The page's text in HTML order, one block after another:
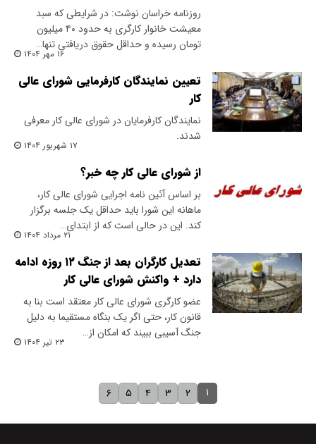
روزنامه خراسان نوشت: در شرایطی که سبد
معیشت خانوار کارگری به حدود ۴۰ میلیون
تومان رسیده و حداقل حقوق دریافتی تنها…
۱۶ مهر ۱۴۰۴
تعیین نمایندگان کارفرمایی شورای عالی
کار
نمایندگان کارفرمایان در شورای عالی کار معرفی
شدند.
۱۷ شهریور ۱۴۰۴
از شورای عالی کار چه خبر؟
بر اساس آئین نامه اجرایی شورای عالی کار،
ماهانه این شورا باید حداقل یک جلسه برگزار
کند. این در حالی است که از ابتدای…
۲۱ مرداد ۱۴۰۴
تعدیل کارگران بعد از جنگ ۱۲ روزه ادامه
دارد + واکنش شورای عالی کار
عضو کارگری شورای عالی کار معتقد است بنا به
قانون کار، حتی اگر یک بنگاه مستقیما به دلیل
جنگ آسیبی ببیند که امکان از…
۲۳ تیر ۱۴۰۴
۱ ۲ ۳ ۴ ۵ ۶